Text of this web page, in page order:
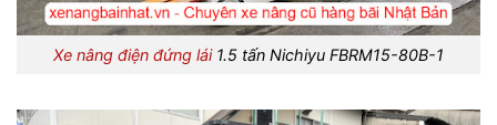
Xe nâng điện đứng lái1.5 tấn Nichiyu FBRM15-80B-1